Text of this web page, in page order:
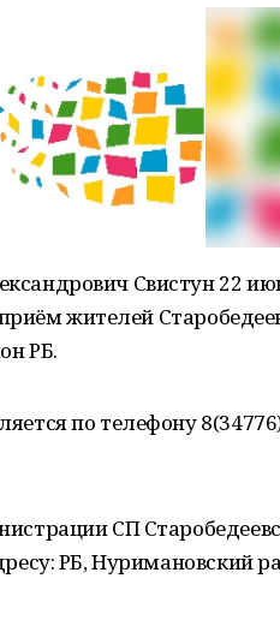
Свистун 22
жителей
РБ.
по телефону
СП
РБ, Нуримановский